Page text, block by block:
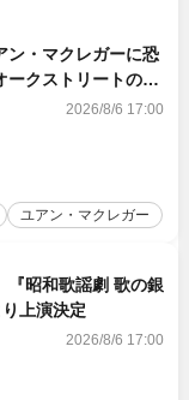
ン・マクレガーに恐
クストリートの異
映像初解禁2026/8/6 17:00
ユアン・マクレガー
昭和歌謡劇 歌の銀
上演決定
2026/8/6 17:00